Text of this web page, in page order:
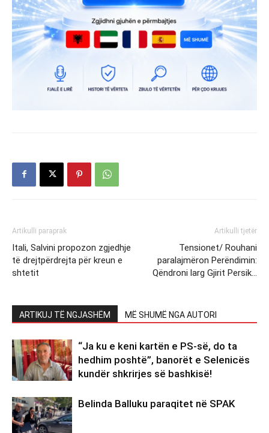
Artikulli paraprak
Itali, Salvini propozon zgjedhje
të drejtpërdrejta për kreun e
shtetit
Artikulli tjetër
Tensionet/ Rouhani
paralajmëron Perëndimin:
Qëndroni larg Gjirit Persik…
ARTIKUJ TË NGJASHËM MË SHUMË NGA AUTORI
“Ja ku e keni kartën e PS-së, do ta
hedhim poshtë”, banorët e Selenicës
kundër shkrirjes së bashkisë!
Belinda Balluku paraqitet në SPAK